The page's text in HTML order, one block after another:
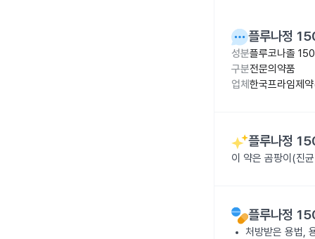
플루나정
성분플루코나졸
구분전문의약품
업체 한국프라임제
플루나정
이 약은 곰팡이(진
플루나정
처방받은 용법,